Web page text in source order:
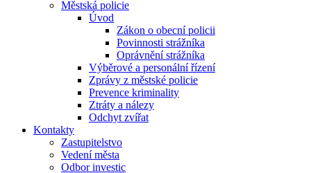
Městská policie
Úvod
Zákon o obecní policii
Povinnosti strážníka
Oprávnění strážníka
Výběrové a personální řízení
Zprávy z městské policie
Prevence kriminality
Ztráty a nálezy
Odchyt zvířat
Kontakty
Zastupitelstvo
Vedení města
Odbor investic